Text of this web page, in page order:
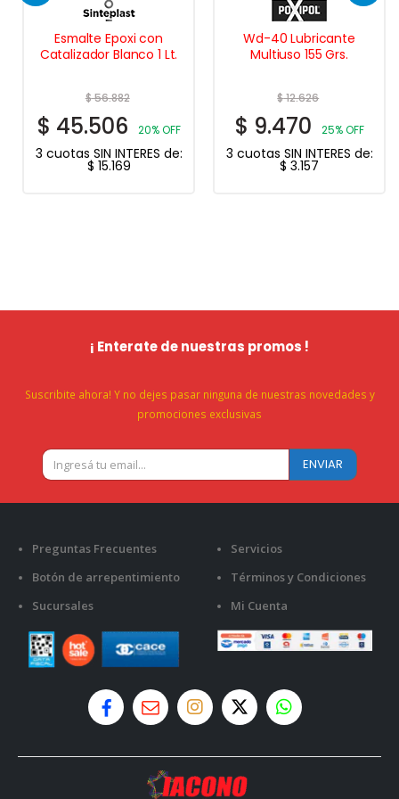
Esmalte Epoxi con
Catalizador Blanco 1 Lt.
$56.882
$ 45.506 20% OFF
3 cuotas SIN INTERES de:
$ 15.169
Wd-40 Lubricante
Multiuso 155 Grs.
$12.626
$ 9.470 25% OFF
3 cuotas SIN INTERES de:
$ 3.157
¡ Enterate de nuestras promos !
Suscribite ahora! Y no dejes pasar ninguna de nuestras novedades y
promociones exclusivas
Preguntas Frecuentes
Botón de arrepentimiento
Sucursales
Servicios
Términos y Condiciones
Mi Cuenta